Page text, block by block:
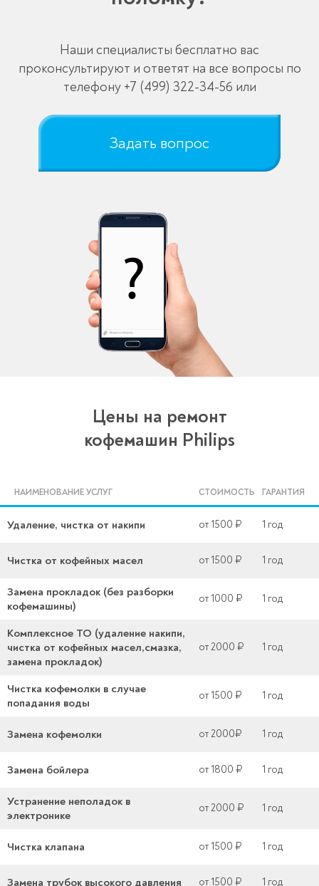
Наши специалисты бесплатно вас
проконсультируют и ответят на все вопросы по
телефону +7 (499) 322-34-56 или
Задать вопрос
Цены на ремонт
кофемашин Philips
НАИМЕНОВАНИЕ УСЛУГ СТОИМОСТЬ ГАРАНТИЯ
Удаление, чистка от накипи от 1500 ₽ 1 год
Чистка от кофейных масел от 1500 ₽ 1 год
Замена прокладок (без разборки
кофемашины)
от 1000 ₽ 1 год
Комплексное ТО (удаление накипи,
чистка от кофейных масел,смазка,
замена прокладок)
от 2000 ₽ 1 год
Чистка кофемолки в случае
попадания воды
от 1500 ₽ 1 год
Замена кофемолки от 2000₽ 1 год
Замена бойлера от 1800 ₽ 1 год
Устранение неполадок в
электронике
от 2000 ₽ 1 год
Чистка клапана от 1500 ₽ 1 год
Замена трубок высокого давления от 1500 ₽ 1 год